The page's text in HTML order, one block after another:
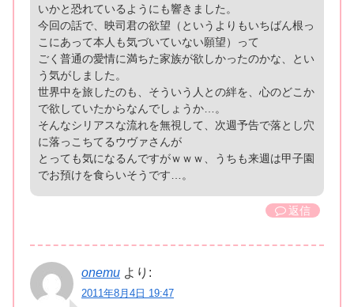
いかと恐れているようにも響きました。
今回の話で、映司君の欲望（というよりもいちばん根っ
こにあって本人も気づいていない願望）って
ごく普通の愛情に満ちた家族が欲しかったのかな、とい
う気がしました。
世界中を旅したのも、そういう人との絆を、心のどこか
で欲していたからなんでしょうか…。
そんなシリアスな流れを無視して、次週予告で落とし穴
に落っこちてるウヴァさんが
とっても気になるんですがｗｗｗ、うちも来週は甲子園
でお預けを食らいそうです…。
返信
onemu より:
2011年8月4日 19:47